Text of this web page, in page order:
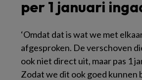
per 1 januari
‘Omdat dat is wat we met
afgesproken. De verschoven
ook niet direct uit, maar pas 1
Zodat we dit ook goed kunnen